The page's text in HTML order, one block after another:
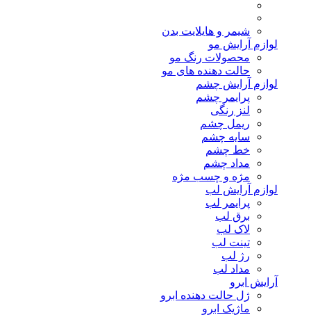
شیمر و هایلایت بدن
لوازم آرایش مو
محصولات رنگ مو
حالت دهنده های مو
لوازم آرایش چشم
پرایمر چشم
لنز رنگی
ریمل چشم
سایه چشم
خط چشم
مداد چشم
مژه و چسب مژه
لوازم آرایش لب
پرایمر لب
برق لب
لاک لب
تینت لب
رژ لب
مداد لب
آرایش ابرو
ژل حالت دهنده ابرو
ماژیک ابرو